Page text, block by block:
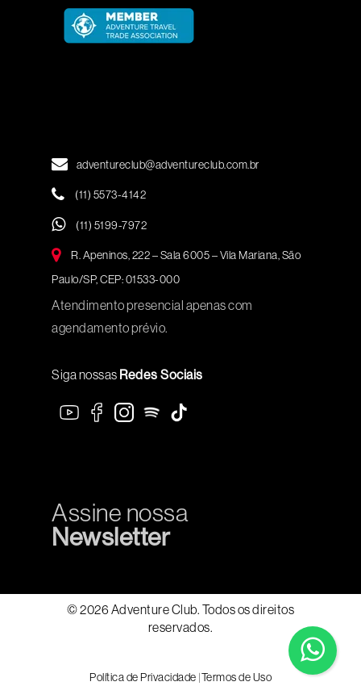
adventureclub@adventureclub.com.br
(11) 5573-4142
(11) 5199-7972
R. Apeninos, 222 – Sala 6005 – Vila Mariana, São
Paulo/SP, CEP: 01533-000
Atendimento presencial apenas com
agendamento prévio.
Siga nossas Redes Sociais
Assine nossa
Newsletter
© 2026 Adventure Club. Todos os direitos
reservados.
Política de Privacidade |Termos de Uso